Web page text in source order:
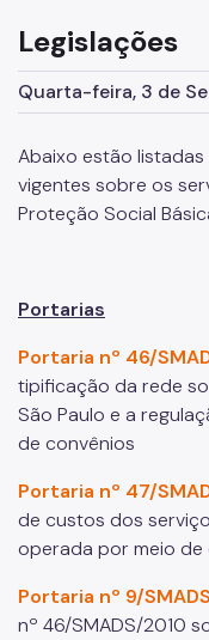
CPAS
Rede
Painéis
Pessoa em situação
Idosos
Pessoas com
Família Acolhedora
LGBTQIAPN+
Legislações
Quarta-feira, 3 de
Abaixo estão
vigentes sobre os
Proteção Social
Portarias
Portaria nº 46/
tipificação da rede
São Paulo e a
de convênios
Portaria nº 47/
de custos dos
operada por meio de
Portaria nº 9/
nº 46/SMADS/2010